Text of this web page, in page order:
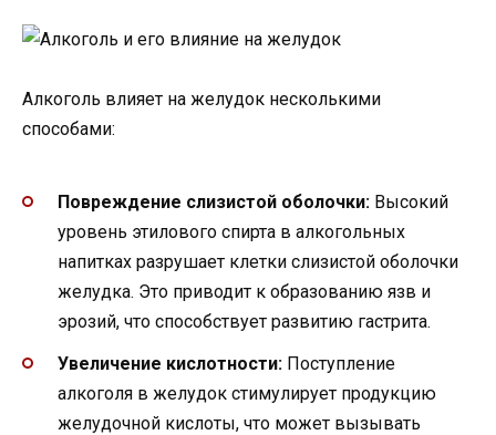
Алкоголь влияет на желудок несколькими
способами:
Повреждение слизистой оболочки: Высокий
уровень этилового спирта в алкогольных
напитках разрушает клетки слизистой оболочки
желудка. Это приводит к образованию язв и
эрозий, что способствует развитию гастрита.
Увеличение кислотности: Поступление
алкоголя в желудок стимулирует продукцию
желудочной кислоты, что может вызывать